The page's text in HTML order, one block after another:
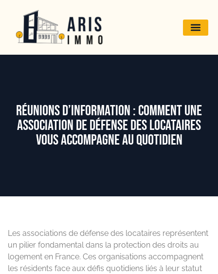
Réunions d’information : Comment une
association de défense des locataires
vous accompagne au quotidien
Les associations de défense des locataires représentent
un pilier fondamental dans la protection des droits au
logement en France. Ces organisations accompagnent
les résidents face aux défis quotidiens liés à leur statut